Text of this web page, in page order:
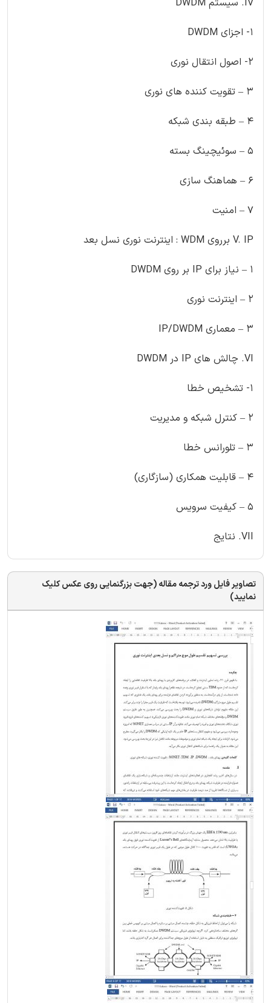
IV. سیستم DWDM
1- اجزای DWDM
2- اصول انتقال نوری
3 – تقویت کننده های نوری
4 – طبقه بندی شبکه
5 – سوئیچینگ بسته
6 – هماهنگ سازی
7 – امنیت
V. IP برروی WDM : اینترنت نوری نسل بعد
1 – نیاز برای IP بر روی DWDM
2 – اینترنت نوری
3 – معماری IP/DWDM
VI. چالش های IP در DWDM
1- تشخیص خطا
2 – کنترل شبکه و مدیریت
3 – تلورانس خطا
4 – قابلیت همکاری (سازگاری)
5 – کیفیت سرویس
VII. نتایج
تصاویر فایل ورد ترجمه مقاله (جهت بزرگنمایی روی عکس کلیک
نمایید)